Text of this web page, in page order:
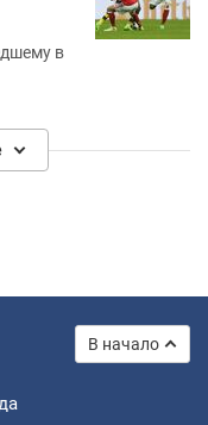
в
В начало